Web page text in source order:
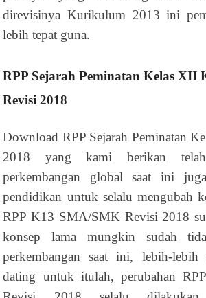
direvisinya Kurikulum 2013 ini
lebih tepat guna.
RPP Sejarah Peminatan Kelas XII
Revisi 2018
Download RPP Sejarah Peminatan
2018 yang kami berikan
perkembangan global saat ini
pendidikan untuk selalu mengubah
RPP K13 SMA/SMK Revisi 2018
konsep lama mungkin sudah
perkembangan saat ini, lebih-
dating untuk itulah, perubahan